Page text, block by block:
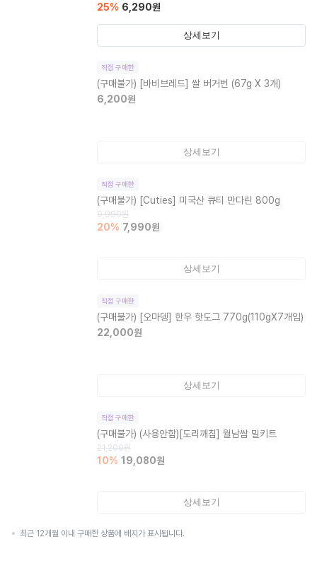
25% 6,290원
상세보기
직접 구매한
(구매불가) [바비브레드] 쌀 버거번 (67g X 3개)
6,200원
상세보기
직접 구매한
(구매불가) [Cuties] 미국산 큐티 만다린 800g
9,990원
20% 7,990원
상세보기
직접 구매한
(구매불가) [오마뎅] 한우 핫도그 770g(110gX7개입)
22,000원
상세보기
직접 구매한
(구매불가) (사용안함)[도리깨침] 월남쌈 밀키트
21,200원
10% 19,080원
상세보기
최근 12개월 이내 구매한 상품에 배지가 표시됩니다.